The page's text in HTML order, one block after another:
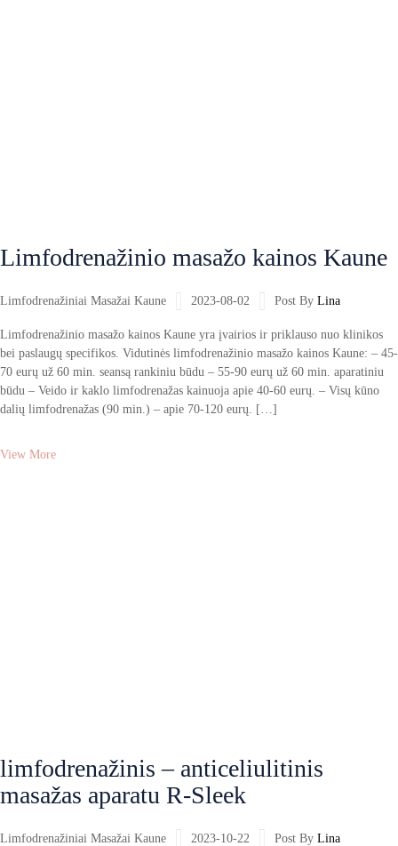
2023-08-02
Limfodrenažiniai Masažai Kaune Post By Lina
Limfodrenažinio masažo kainos Kaune
Limfodrenažinio masažo kainos Kaune yra įvairios ir priklauso nuo klinikos
bei paslaugų specifikos. Vidutinės limfodrenažinio masažo kainos Kaune: – 45-
70 eurų už 60 min. seansą rankiniu būdu – 55-90 eurų už 60 min. aparatiniu
būdu – Veido ir kaklo limfodrenažas kainuoja apie 40-60 eurų. – Visų kūno
dalių limfodrenažas (90 min.) – apie 70-120 eurų. […]
View More
2023-10-22
Limfodrenažiniai Masažai Kaune Post By Lina
limfodrenažinis – anticeliulitinis
masažas aparatu R-Sleek